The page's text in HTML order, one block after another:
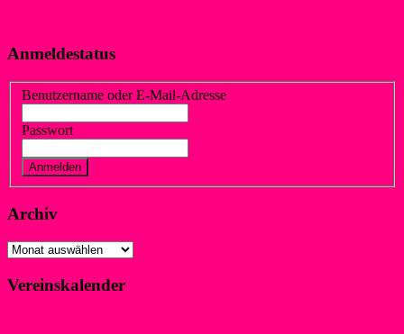
Anmeldestatus
Benutzername oder E-Mail-Adresse
Passwort
Archiv
Archiv
Vereinskalender